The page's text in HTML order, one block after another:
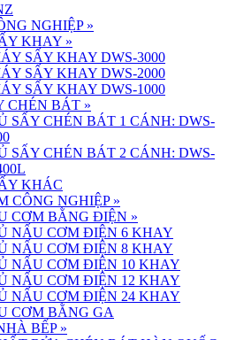
NGHIỆP »
KHAY »
SẤY KHAY DWS-3000
SẤY KHAY DWS-2000
SẤY KHAY DWS-1000
CHÉN BÁT »
SẤY CHÉN BÁT 1 CÁNH: DWS-
SẤY CHÉN BÁT 2 CÁNH: DWS-
KHÁC
CÔNG NGHIỆP »
CƠM BẰNG ĐIỆN »
NẤU CƠM ĐIỆN 6 KHAY
NẤU CƠM ĐIỆN 8 KHAY
NẤU CƠM ĐIỆN 10 KHAY
NẤU CƠM ĐIỆN 12 KHAY
NẤU CƠM ĐIỆN 24 KHAY
CƠM BẰNG GA
BẾP »